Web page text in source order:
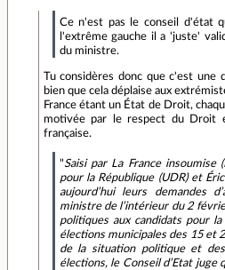
Ce n'est pas le conseil d'état
l'extrême gauche il a 'juste'
du ministre.
Tu considères donc que c'est une
bien que cela déplaise aux
France étant un État de Droit,
motivée par le respect du Droit
française.
"Saisi par La France insoumise
pour la République (UDR) et
aujourd’hui leurs demandes
ministre de l’intérieur du 2
politiques aux candidats pour
élections municipales des 15 et
de la situation politique et
élections, le Conseil d’Etat juge